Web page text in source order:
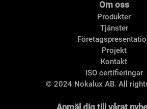
Om oss
Produkter
Tjänster
Projekt
Kontakt
ISO certifieringar
© 2024 Nokalux AB. All